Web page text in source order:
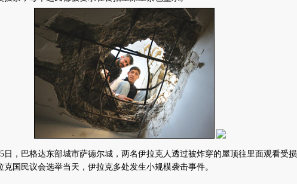
，巴格达东部城市萨德尔城，两名伊拉克人透过被炸穿的屋顶往里面观看受损
克国民议会选举当天，伊拉克多处发生小规模袭击事件。